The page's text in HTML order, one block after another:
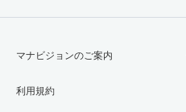
マナビジョンのご案内
利用規約